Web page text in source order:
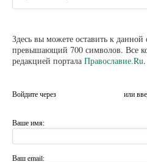
Здесь вы можете оставить к
превышающий 700 символов. Все
редакцией портала Православие.Ru.
Войдите через или
Ваше имя:
Ваш email: